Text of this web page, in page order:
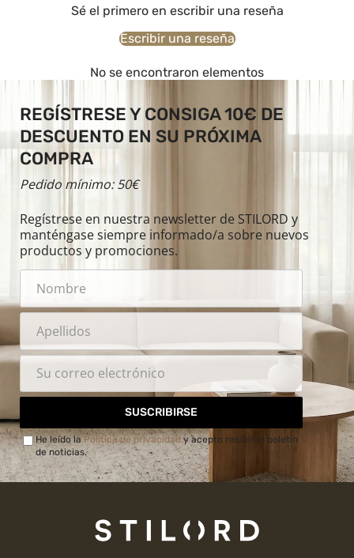
Sé el primero en escribir una reseña
Escribir una reseña
No se encontraron elementos
REGÍSTRESE Y CONSIGA 10€ DE
DESCUENTO EN SU PRÓXIMA
COMPRA
Pedido mínimo: 50€
Regístrese en nuestra newsletter de STILORD y
manténgase siempre informado/a sobre nuevos
productos y promociones.
SUSCRIBIRSE
He leído laPolítica de privacidady acepto recibir el boletín
de noticias.